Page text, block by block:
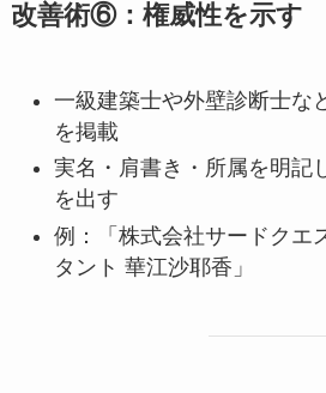
改善術⑥：権威性を示す
一級建築士や外壁診断士な
を掲載
実名・肩書き・所属を明記
を出す
例：「株式会社サードクエ
タント 華江沙耶香」